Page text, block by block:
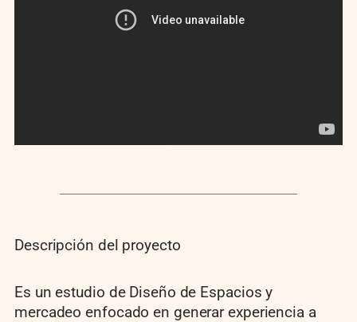
Descripción del proyecto
Es un estudio de Diseño de Espacios y
mercadeo enfocado en generar experiencia a